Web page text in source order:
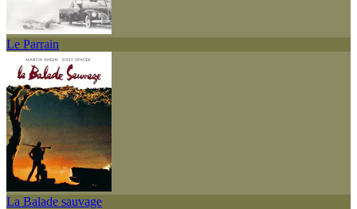
Le Parrain
La Balade sauvage